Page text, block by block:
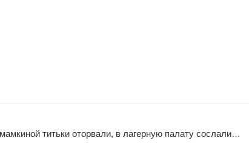
титьки оторвали, в лагерную палату сослали…